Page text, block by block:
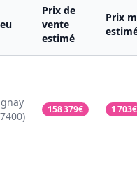
Prix de
vente
estimé
Prix
158 379€ 1 703€